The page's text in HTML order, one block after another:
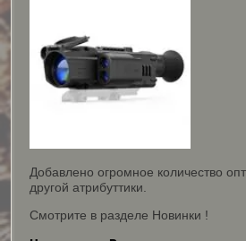
Добавлено огромное количество
другой атрибуттики.
Смотрите в разделе Новинки !